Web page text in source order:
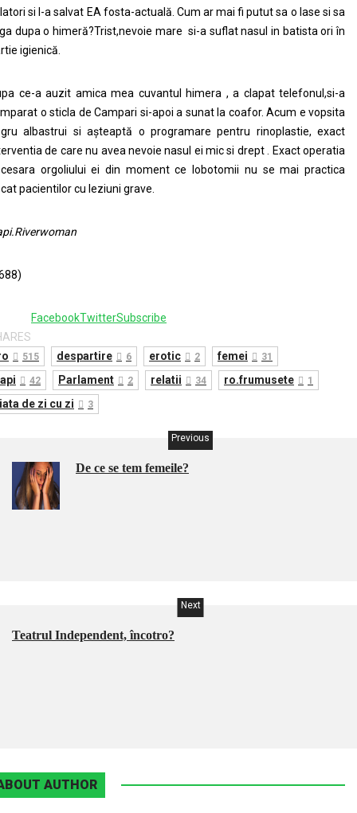
si l-a salvat EA fosta-actuală. Cum ar mai fi putut sa o lase si sa
dupa o himeră?Trist,nevoie mare si-a suflat nasul in batista ori în
igienică.
ce-a auzit amica mea cuvantul himera , a clapat telefonul,si-a
o sticla de Campari si-apoi a sunat la coafor. Acum e vopsita
albastrui si așteaptă o programare pentru rinoplastie, exact
de care nu avea nevoie nasul ei mic si drept . Exact operatia
orgoliului ei din moment ce lobotomii nu se mai practica
pacientilor cu leziuni grave.
FacebookTwitterSubscribe
515 despartire 6 erotic 2 femei 31
42 Parlament 2 relatii 34 ro.frumusete 1
de zi cu zi 3
Previous
De ce se tem femeile?
Next
Teatrul Independent, încotro?
AUTHOR